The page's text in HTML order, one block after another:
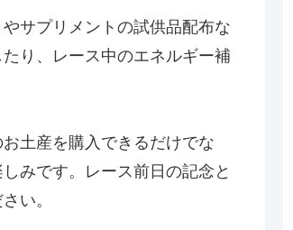
サプリメントの試供品配布な
り、レース中のエネルギー補
土産を購入できるだけでな
みです。レース前日の記念と
い。